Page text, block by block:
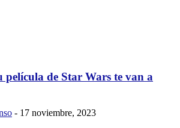
de Star Wars te van a
- 17 noviembre, 2023